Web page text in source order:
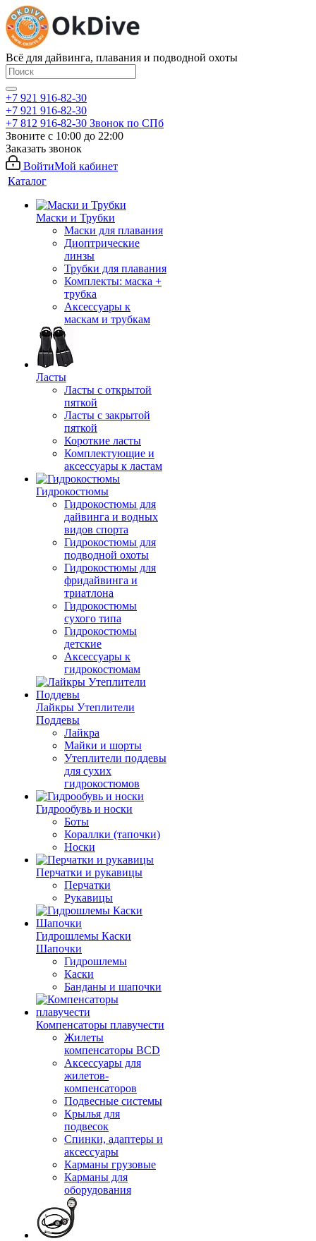
Всё для дайвинга, плавания и подводной охоты
+7 921 916-82-30
+7 921 916-82-30
+7 812 916-82-30 Звонок по СПб
Звоните с 10:00 до 22:00
Заказать звонок
ВойтиМой кабинет
Каталог
Маски и Трубки
Маски для плавания
Диоптрические
линзы
Трубки для плавания
Комплекты: маска +
трубка
Аксессуары к
маскам и трубкам
Ласты
Ласты с открытой
пяткой
Ласты с закрытой
пяткой
Короткие ласты
Комплектующие и
аксессуары к ластам
Гидрокостюмы
Гидрокостюмы для
дайвинга и водных
видов спорта
Гидрокостюмы для
подводной охоты
Гидрокостюмы для
фридайвинга и
триатлона
Гидрокостюмы
сухого типа
Гидрокостюмы
детские
Аксессуары к
гидрокостюмам
Лайкры Утеплители
Поддевы
Лайкра
Майки и шорты
Утеплители поддевы
для сухих
гидрокостюмов
Гидрообувь и носки
Боты
Кораллки (тапочки)
Носки
Перчатки и рукавицы
Перчатки
Рукавицы
Гидрошлемы Каски
Шапочки
Гидрошлемы
Каски
Банданы и шапочки
Компенсаторы плавучести
Жилеты
компенсаторы BCD
Аксессуары для
жилетов-
компенсаторов
Подвесные системы
Крылья для
подвесок
Спинки, адаптеры и
аксессуары
Карманы грузовые
Карманы для
оборудования